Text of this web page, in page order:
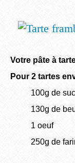
Votre pâte à
Pour 2 tartes
100g de
130g de
1 oeuf
250g de